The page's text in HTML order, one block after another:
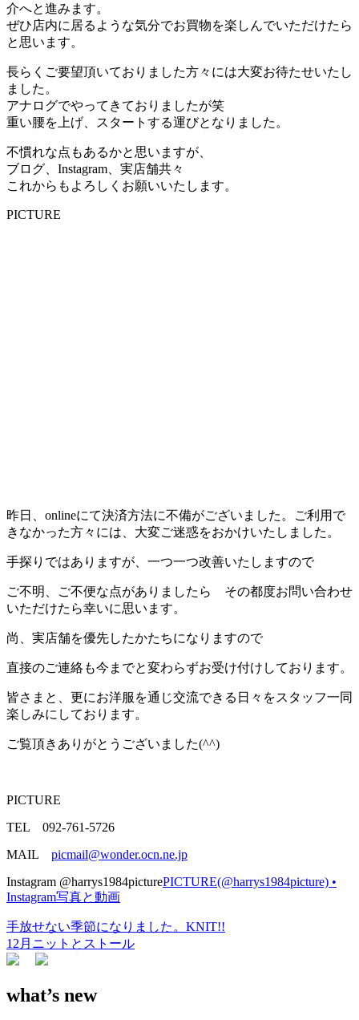
介へと進みます。
ぜひ店内に居るような気分でお買物を楽しんでいただけたら
と思います。
長らくご要望頂いておりました方々には大変お待たせいたし
ました。
アナログでやってきておりましたが笑
重い腰を上げ、スタートする運びとなりました。
不慣れな点もあるかと思いますが、
ブログ、Instagram、実店舗共々
これからもよろしくお願いいたします。
PICTURE
昨日、onlineにて決済方法に不備がございました。ご利用で
きなかった方々には、大変ご迷惑をおかけいたしました。
手探りではありますが、一つ一つ改善いたしますので
ご不明、ご不便な点がありましたら その都度お問い合わせ
いただけたら幸いに思います。
尚、実店舗を優先したかたちになりますので
直接のご連絡も今までと変わらずお受け付けしております。
皆さまと、更にお洋服を通じ交流できる日々をスタッフ一同
楽しみにしております。
ご覧頂きありがとうございました(^^)
PICTURE
TEL 092-761-5726
MAIL picmail@wonder.ocn.ne.jp
Instagram @harrys1984picturePICTURE(@harrys1984picture) •
Instagram写真と動画
投
稿
ビ
手放せない季節になりました。KNIT!!
12月ニットとストール
what’s new